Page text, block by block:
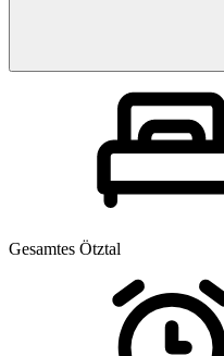
Gesamtes Ötztal